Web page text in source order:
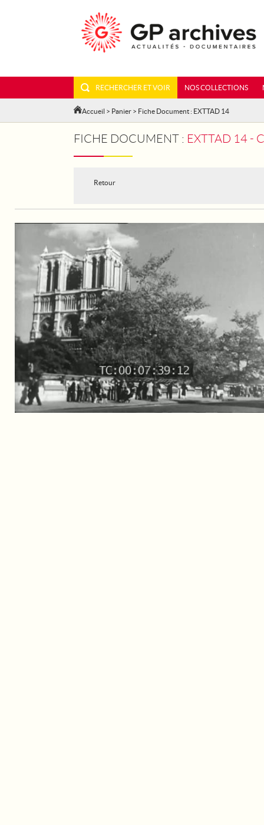
RECHERCHER ET VOIR NOS COLLECTIONS
Accueil > Panier > Fiche Document : EXTTAD 14
FICHE DOCUMENT : EXTTAD 14 -
Retour